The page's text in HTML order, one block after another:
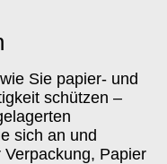
Sie papier- und
schützen –
sich an und
Papier